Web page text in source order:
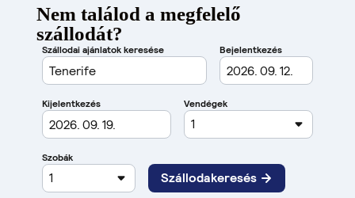
Nem találod a megfelelő
szállodát?